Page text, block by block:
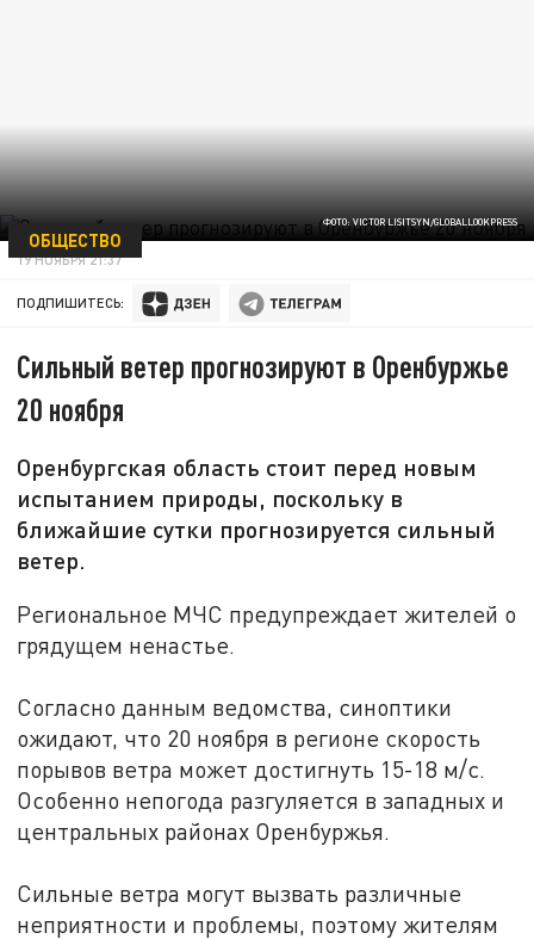
ФОТО: VICTOR LISITSYN/GLOBALLOOKPRESS
ОБЩЕСТВО
19 НОЯБРЯ 21:37
ПОДПИШИТЕСЬ:
Сильный ветер прогнозируют в Оренбуржье
20 ноября
Оренбургская область стоит перед новым
испытанием природы, поскольку в
ближайшие сутки прогнозируется сильный
ветер.
Региональное МЧС предупреждает жителей о
грядущем ненастье.
Согласно данным ведомства, синоптики
ожидают, что 20 ноября в регионе скорость
порывов ветра может достигнуть 15-18 м/с.
Особенно непогода разгуляется в западных и
центральных районах Оренбуржья.
Сильные ветра могут вызвать различные
неприятности и проблемы, поэтому жителям